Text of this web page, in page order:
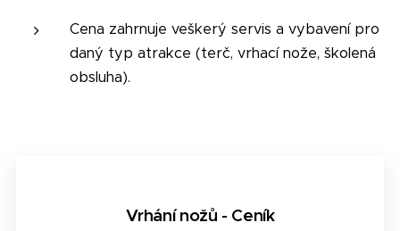
Cena zahrnuje veškerý servis a vybavení pro
daný typ atrakce (terč, vrhací nože, školená
obsluha).
Vrhání nožů - Ceník